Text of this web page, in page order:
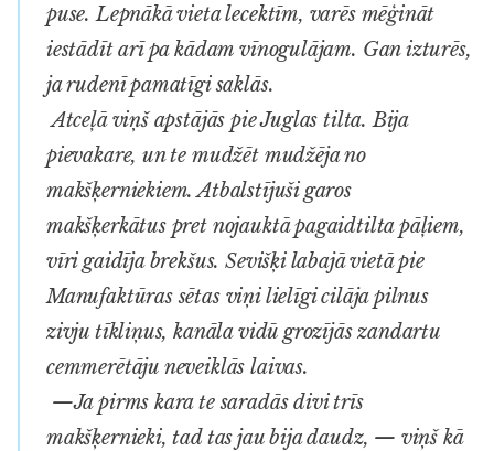
puse. Lepnākā vieta lecektīm, varēs mēģināt
iestādīt arī pa kādam vīnogulājam. Gan izturēs,
ja rudenī pamatīgi saklās.
Atceļā viņš apstājās pie Juglas tilta. Bija
pievakare, un te mudžēt mudžēja no
makšķerniekiem. Atbalstījuši garos
makšķerkātus pret nojauktā pagaidtilta pāļiem,
vīri gaidīja brekšus. Sevišķi labajā vietā pie
Manufaktūras sētas viņi lielīgi cilāja pilnus
zivju tīkliņus, kanāla vidū grozījās zandartu
cemmerētāju neveiklās laivas.
—Ja pirms kara te saradās divi trīs
makšķernieki, tad tas jau bija daudz, — viņš kā